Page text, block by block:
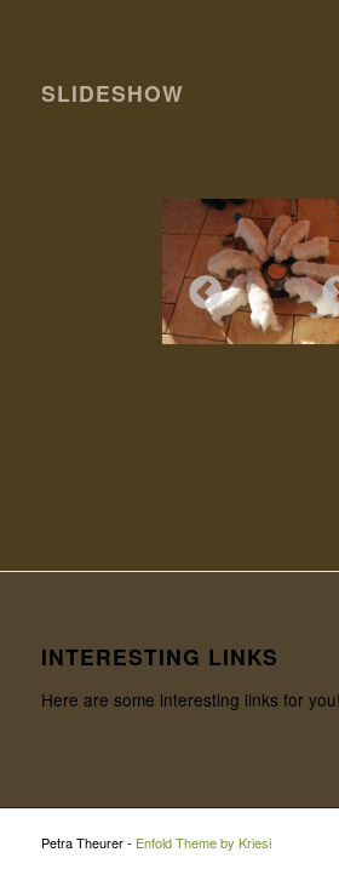
SLIDESHOW
INTERESTING LINKS
Here are some interesting links for
Petra Theurer - Enfold Theme by Kriesi